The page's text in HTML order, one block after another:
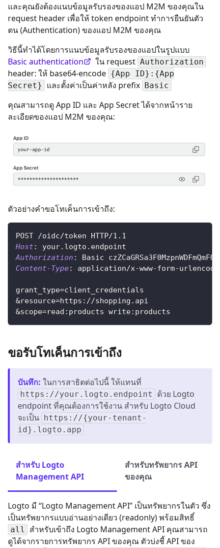
และคุณยังต้องแนบข้อมูลรับรองของแอป M2M ของคุณใน
request header เพื่อให้ token endpoint ทำการยืนยันตัว
ตน (Authentication) ของแอป M2M ของคุณ
วิธีนี้ทำได้โดยการแนบข้อมูลรับรองของแอปในรูปแบบ
Basic authentication
ใน request Authorization
header: ให้ base64-encode {App ID}:{App
Secret}
และตั้งค่าเป็นค่าหลัง prefix Basic
คุณสามารถดู App ID และ App Secret ได้จากหน้าราย
ละเอียดของแอป M2M ของคุณ:
ตัวอย่างคำขอโทเค็นการเข้าถึง:
POST /oidc/token
HTTP/1.1
Host:
your.logto.endpoint
Authorization :
Basic
Content-Type: application/x-www-form-
grant_type=client_credentials
&resource=https://shopping.api
&scope=read:products write:products
ขอรับโทเค็นการเข้าถึง
บันทึก: ในการสาธิตต่อไปนี้ ให้แทนที่
https://your.logto.endpoint
ด้วย Logto
endpoint ที่คุณต้องการใช้งาน สำหรับ Logto Cloud
จะเป็น
https://{your-tenant-
id}.logto.app
สำหรับ Logto
Management API
สำหรับทรัพยากร API
ของคุณ
Logto มี “Logto Management API” เป็นทรัพยากรในตัว ซึ่ง
เป็นทรัพยากรแบบอ่านอย่างเดียว (readonly) พร้อมสิทธิ์
all
สำหรับเข้าถึง Logto Management API คุณสามารถ
ดูได้จากรายการทรัพยากร API ของคุณ ตัวบ่งชี้ API ของ